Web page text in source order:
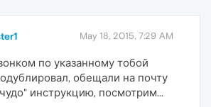
May 18, 2015, 7:29 AM
по указанному тобой
обещали на почту
инструкцию, посмотрим...